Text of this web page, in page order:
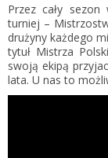
Przez cały
turniej –
drużyny każdego
tytuł Mistrza
swoją ekipą
lata. U nas to